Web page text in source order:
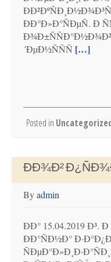
ÐÐ°Ð»Ð°ÑÐµÑ. Ð
´ÐµÐ½ÑÑÑ […]
Posted in
ÐÐ¾Ð²
Byadmin
ÐÐ° 15.04.2019 Ð³.
ÐÐ°ÑÐ½Ð°